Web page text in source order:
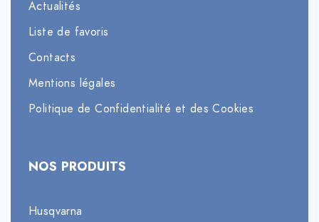
Actualités
Liste de favoris
Contacts
Mentions légales
Politique de Confidentialité et des Cookies
NOS PRODUITS
Husqvarna